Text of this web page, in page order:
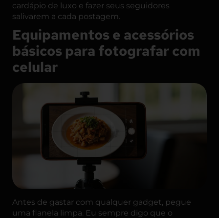
cardápio de luxo e fazer seus seguidores
salivarem a cada postagem.
Equipamentos e acessórios
básicos para fotografar com
celular
Antes de gastar com qualquer gadget, pegue
uma flanela limpa. Eu sempre digo que o